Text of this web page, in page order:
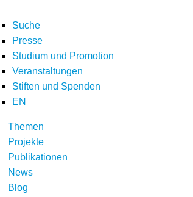
Suche
Presse
Studium und Promotion
Veranstaltungen
Stiften und Spenden
EN
Themen
Projekte
Publikationen
News
Blog
Home E-Letter Newsletter 15 Jahre Stiftung
Teilen